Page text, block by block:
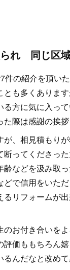
れ 同じ区
の紹介を頂い
も多くありま
方に気に入っ
際は感謝の挨拶
、相見積もり
ってくださっ
などを汲み取
で信用をいた
リフォームが
お付き合いを
価ももちろん
んだなと改めて